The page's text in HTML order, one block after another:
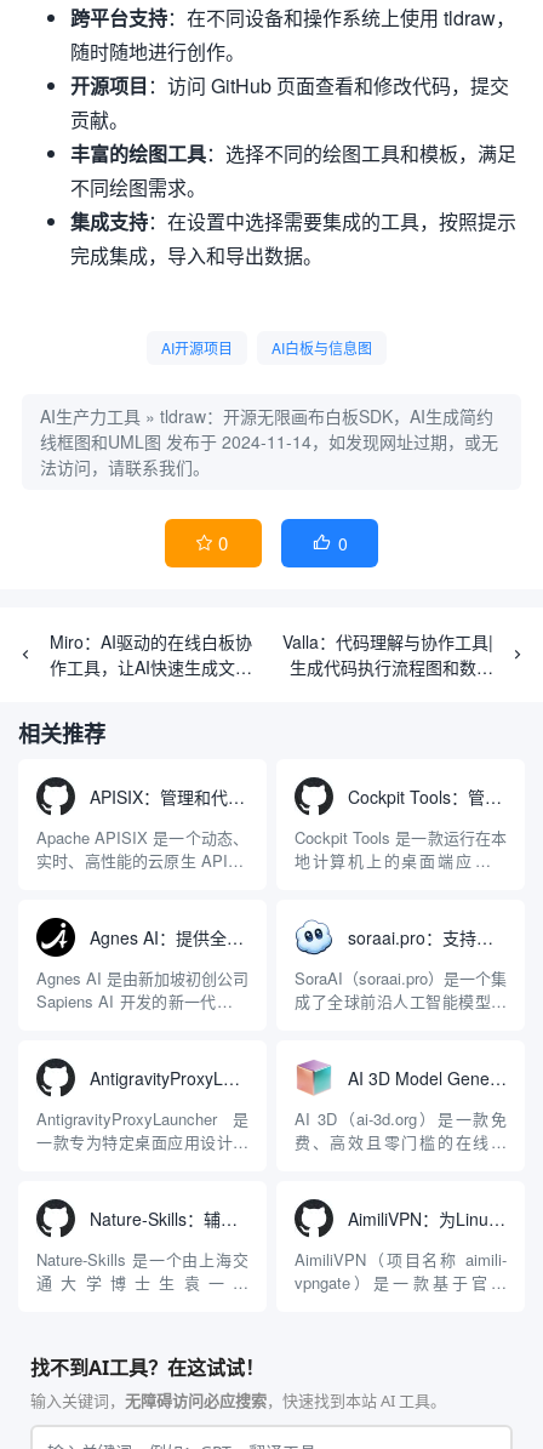
跨平台支持：在不同设备和操作系统上使用 tldraw，
随时随地进行创作。
开源项目 ：访问 GitHub 页面查看和修改代码，提交
贡献。
丰富的绘图工具：选择不同的绘图工具和模板，满足
不同绘图需求。
集成支持：在设置中选择需要集成的工具，按照提示
完成集成，导入和导出数据。
AI开源项目 AI白板与信息图
AI生产力工具 » tldraw：开源无限画布白板SDK，AI生成简约
线框图和UML图 发布于 2024-11-14，如发现网址过期，或无
法访问，请联系我们。
 0  0
Miro：AI驱动的在线白板协
作工具，让AI快速生成文
Valla：代码理解与协作工具|
生成代码执行流程图和数据
相关推荐
APISIX：管理和代理API及大模型流量的高性能网关
Apache APISIX 是一个动态、
实时、高性能的云原生 API 网
LuaJIT 构建，并在 2019 年作
为顶级开源项目捐赠给
Apache 软件基金会。APISIX
彻底摒...
Cockpit Tools：管理多个AI编程IDE账号与配置多开独立实例的本地桌面应用
Cockpit Tools 是一款运行在本
地计算机上的桌面端应用程
程助手的账号与运行环境而设
计。它目前支持包括
Antigravity IDE、Codex、
GitHub Copilo...
Agnes AI：提供全模态模型免费API、支持图文视频生成与复杂工程执行的智能体平台
Agnes AI 是由新加坡初创公司
Sapiens AI 开发的新一代多模
限制，提供集文本、图像、视
频生成于一体的“全模态”大模
型能力。平台的核心产品矩阵
包括主打自动化工作流的
soraai.pro：支持多模型文字转视频和图像生成的在线创作工具
SoraAI（soraai.pro）是一个集
成了全球前沿人工智能模型的
者、营销人员及广大用户提供
一站式、开箱即用的视觉内容
生成解决方案。网站的核心优
势在于其强大的多模型聚合能
AntigravityProxyLauncher：免TUN全局代理使用Antigravity IDE
AntigravityProxyLauncher 是
一款专为特定桌面应用设计的
Windows 平台。当用户使用桌
面版 Gemini 客户端或
Antigravity IDE ...
AI 3D Model Generator：通过文本和图像快速生成3D模型的在线工具
AI 3D（ai-3d.org）是一款免
费、高效且零门槛的在线AI
动Seed 3D两大行业领先的AI
模型架构，致力于帮助用户无
需掌握复杂的3D拓扑知识或昂
贵的专业软件，即可在...
Nature-Skills：辅助撰写学术论文和绘制科研图表的智能体插件
Nature-Skills 是一个由上海交
通大学博士生袁一哲
合，专为顶级学术期刊（如
Nature、Science、Cell 等）
的论文撰写与发表流程设计。
该工具集以智能体插...
AimiliVPN：为Linux提供纯净出站家庭IP的VPN代理网关
AimiliVPN（项目名称 aimili-
vpngate）是一款基于官方
纯 Python 标准库编写，用户
无需安装...
找不到AI工具？在这试试！
输入关键词， 无障碍访问必应搜索，快速找到本站 AI 工具。